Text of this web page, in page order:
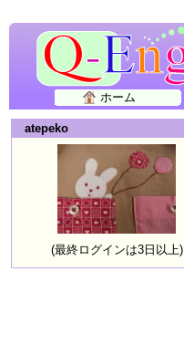
ホーム
atepeko
(最終ログインは3日以上)